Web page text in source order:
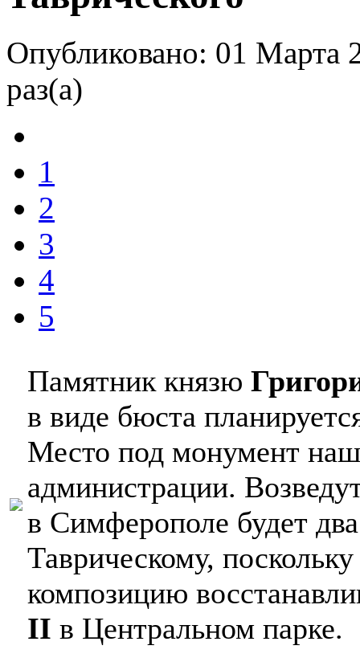
Опубликовано: 01 Марта
раз(а)
1
2
3
4
5
Памятник князю
в виде бюста
Место под монумент
администрации.
в Симферополе будет
Таврическому,
композицию
II в Центральном парке.